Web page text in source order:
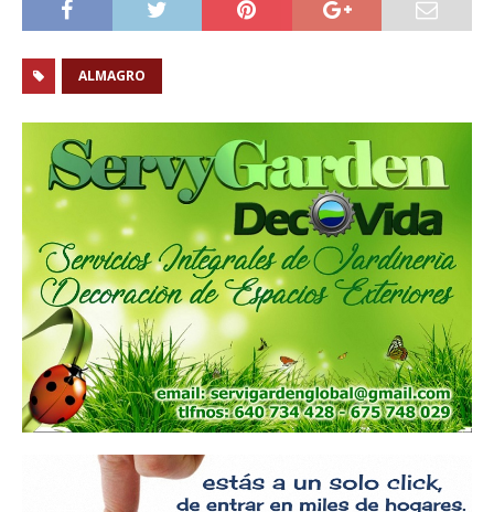
ALMAGRO